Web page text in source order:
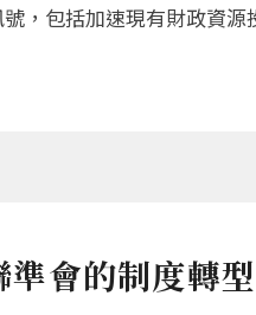
，包括加速現有財政資
會的制度轉型